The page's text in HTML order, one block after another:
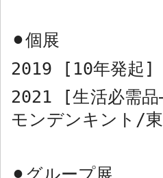
⚫︎個展
2019 [10年発起 ]
2021 [生活必需品
モンデンキント /